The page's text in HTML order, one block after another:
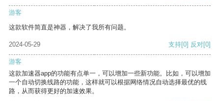
游客
这款软件简直是神器，解决了我所有问题。
2024-05-29 支持[0] 反对[0]
游客
这款加速器app的功能有点单一，可以增加一些新功能。比如，可以增加
一个自动切换线路的功能，这样就可以根据网络情况自动选择最优的线
路，从而获得更好的加速效果。